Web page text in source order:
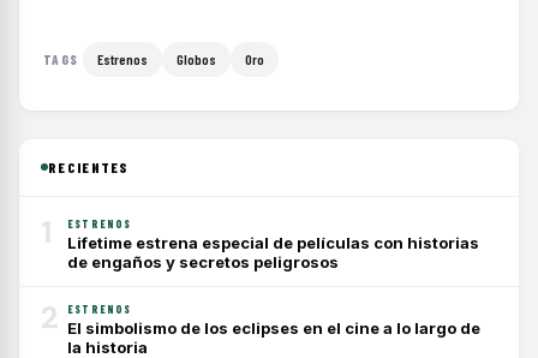
TAGS Estrenos Globos Oro
RECIENTES
1 ESTRENOS
Lifetime estrena especial de películas con historias
de engaños y secretos peligrosos
2 ESTRENOS
El simbolismo de los eclipses en el cine a lo largo de
la historia